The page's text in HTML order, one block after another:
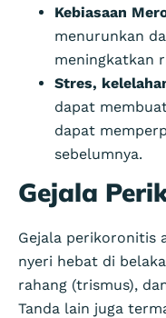
Kebiasaan
menurunkan
meningkatkan
Stres,
dapat
dapat
sebelumnya.
Gejala
Gejala perikoronitis
nyeri hebat di
rahang (trismus),
Tanda lain juga